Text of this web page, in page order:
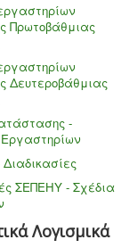
Πρωτοβάθμιας
Δευτεροβάθμιας
-
ΣΕΠΕΗΥ - Σχέδια
Λογισμικά